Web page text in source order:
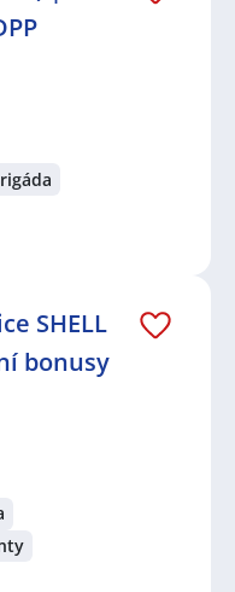
SHELL
bonusy